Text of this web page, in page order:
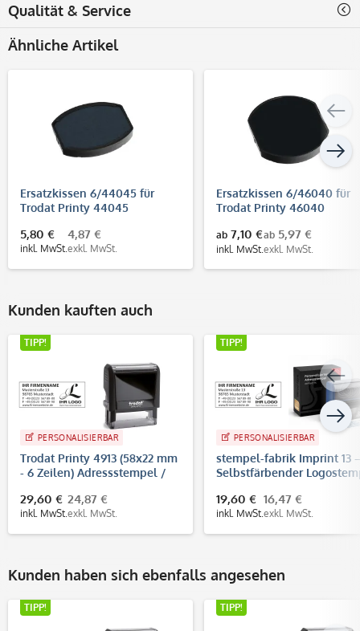
Qualität & Service
Ähnliche Artikel
Ersatzkissen 6/44045 für
Trodat Printy 44045
5,80 €
inkl. MwSt.
4,87 €
exkl. MwSt.
Ersatzkissen 6/46040 für
Trodat Printy 46040
ab 7,10 €
inkl. MwSt.
ab 5,97 €
exkl. MwSt.
Kunden kauften auch
TIPP!
PERSONALISIERBAR
Trodat Printy 4913 (58x22 mm
- 6 Zeilen) Adressstempel /
29,60 €
inkl. MwSt.
24,87 €
exkl. MwSt.
TIPP!
PERSONALISIERBAR
stempel-fabrik Imprint 13
Selbstfärbender
19,60 €
inkl. MwSt.
16,47 €
exkl. MwSt.
Kunden haben sich ebenfalls angesehen
TIPP! TIPP!